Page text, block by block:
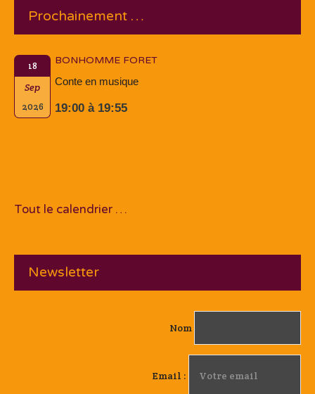
Prochainement …
18
Sep
2026
BONHOMME FORET
Conte en musique
19:00 à 19:55
Tout le calendrier …
Newsletter
Nom
Email :